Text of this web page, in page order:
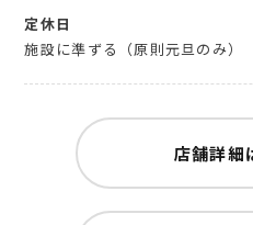
定休日
施設に準ずる（原則元旦のみ）
店舗詳細